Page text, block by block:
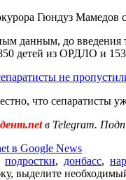
Гюндуз Мамедов
данным, до введения
детей из ОРДЛО и
не
что
в Telegram.
в Google News
подростки, донбасс,
выделите